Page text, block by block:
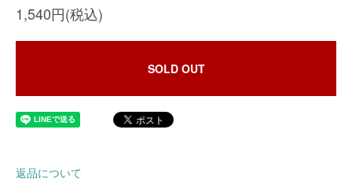
1,540円(税込)
SOLD OUT
返品について